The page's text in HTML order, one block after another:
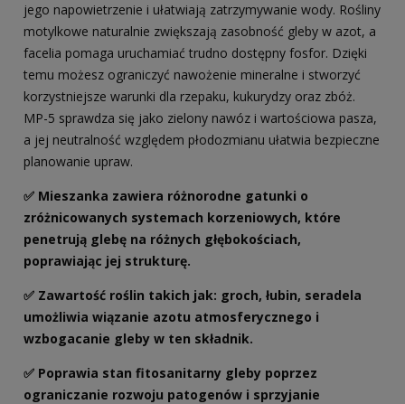
jego napowietrzenie i ułatwiają zatrzymywanie wody. Rośliny
motylkowe naturalnie zwiększają zasobność gleby w azot, a
facelia pomaga uruchamiać trudno dostępny fosfor. Dzięki
temu możesz ograniczyć nawożenie mineralne i stworzyć
korzystniejsze warunki dla rzepaku, kukurydzy oraz zbóż.
MP-5 sprawdza się jako zielony nawóz i wartościowa pasza,
a jej neutralność względem płodozmianu ułatwia bezpieczne
planowanie upraw.
✅ Mieszanka zawiera różnorodne gatunki o
zróżnicowanych systemach korzeniowych, które
penetrują glebę na różnych głębokościach,
poprawiając jej strukturę.
✅ Zawartość roślin takich jak: groch, łubin, seradela
umożliwia wiązanie azotu atmosferycznego i
wzbogacanie gleby w ten składnik.
✅ Poprawia stan fitosanitarny gleby poprzez
ograniczanie rozwoju patogenów i sprzyjanie